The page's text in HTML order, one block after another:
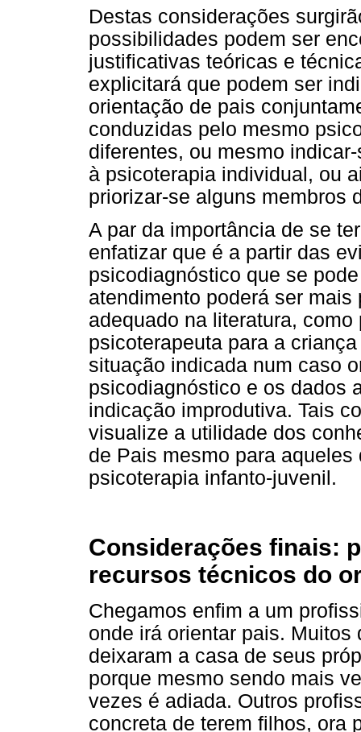
Destas considerações
possibilidades podem ser
justificativas teóricas e
explicitará que podem ser
orientação de pais
conduzidas pelo mesmo
diferentes, ou mesmo
à psicoterapia individual, ou
priorizar-se alguns membros
A par da importância de se
enfatizar que é a partir das
psicodiagnóstico que se
atendimento poderá ser
adequado na literatura,
psicoterapeuta para a
situação indicada num caso
psicodiagnóstico e os dados
indicação improdutiva. Tais
visualize a utilidade dos
de Pais mesmo para
psicoterapia infanto-juvenil.
Considerações finais:
recursos técnicos do
Chegamos enfim a um
onde irá orientar pais.
deixaram a casa de seus
porque mesmo sendo mais
vezes é adiada. Outros
concreta de terem filhos, ora